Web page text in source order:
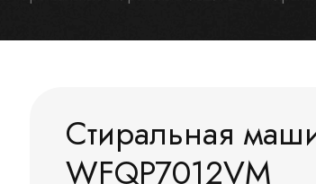
Стиральная
WFQP7012VM